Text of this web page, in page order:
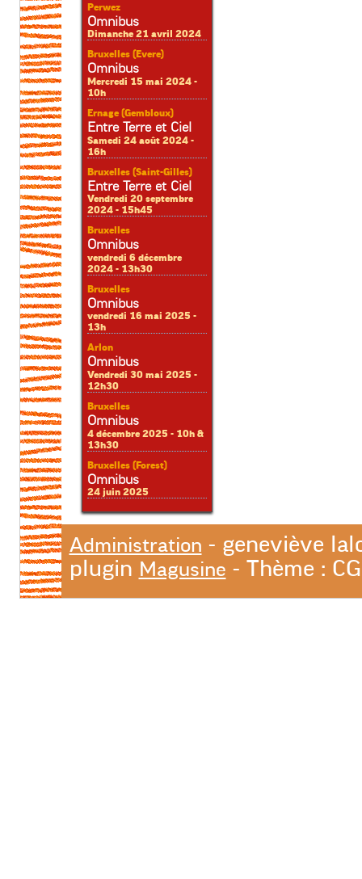
Perwez
Omnibus
Dimanche 21 avril 2024
Bruxelles (Evere)
Omnibus
Mercredi 15 mai 2024 -
10h
Ernage (Gembloux)
Entre Terre et Ciel
Samedi 24 août 2024 -
16h
Bruxelles (Saint-Gilles)
Entre Terre et Ciel
Vendredi 20 septembre
2024 - 15h45
Bruxelles
Omnibus
vendredi 6 décembre
2024 - 13h30
Bruxelles
Omnibus
vendredi 16 mai 2025 -
13h
Arlon
Omnibus
Vendredi 30 mai 2025 -
12h30
Bruxelles
Omnibus
4 décembre 2025 - 10h &
13h30
Bruxelles (Forest)
Omnibus
24 juin 2025
Administration - geneviève
plugin Magusine - Thème :